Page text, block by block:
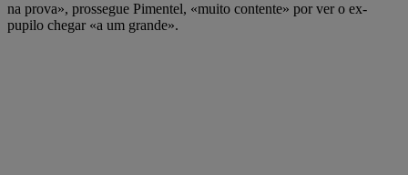
na prova», prossegue Pimentel, «muito contente» por ver o ex-
pupilo chegar «a um grande».